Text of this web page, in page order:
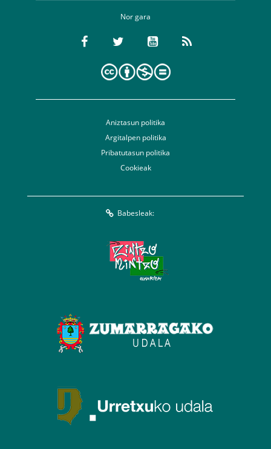
Nor gara
Aniztasun politika
Argitalpen politika
Pribatutasun politika
Cookieak
Babesleak: